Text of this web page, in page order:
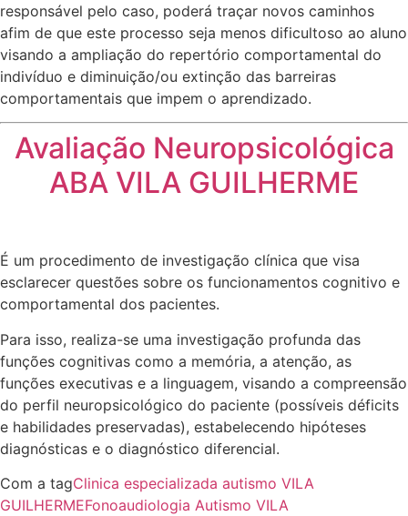
responsável pelo caso, poderá traçar novos caminhos
afim de que este processo seja menos dificultoso ao aluno
visando a ampliação do repertório comportamental do
indivíduo e diminuição/ou extinção das barreiras
comportamentais que impem o aprendizado.
Avaliação Neuropsicológica
ABA VILA GUILHERME
É um procedimento de investigação clínica que visa
esclarecer questões sobre os funcionamentos cognitivo e
comportamental dos pacientes.
Para isso, realiza-se uma investigação profunda das
funções cognitivas como a memória, a atenção, as
funções executivas e a linguagem, visando a compreensão
do perfil neuropsicológico do paciente (possíveis déficits
e habilidades preservadas), estabelecendo hipóteses
diagnósticas e o diagnóstico diferencial.
Com a tagClinica especializada autismo VILA
GUILHERMEFonoaudiologia Autismo VILA